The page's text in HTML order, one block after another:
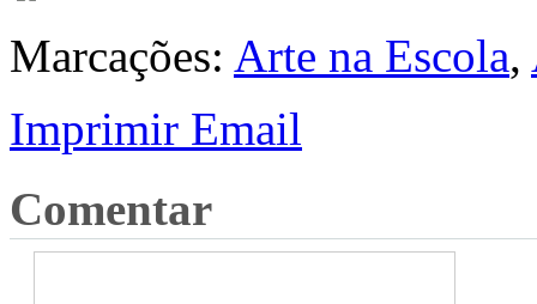
Marcações: Arte na Escola,
Imprimir Email
Comentar